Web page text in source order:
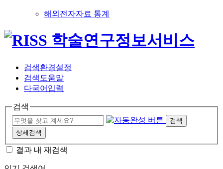
해외전자자료 통계
검색환경설정
검색도움말
다국어입력
검색
검색
상세검색
결과 내 재검색